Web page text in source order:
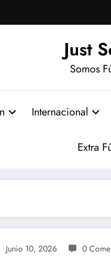
Just
Somos
Internacional
Extra
Junio 10, 2026 0